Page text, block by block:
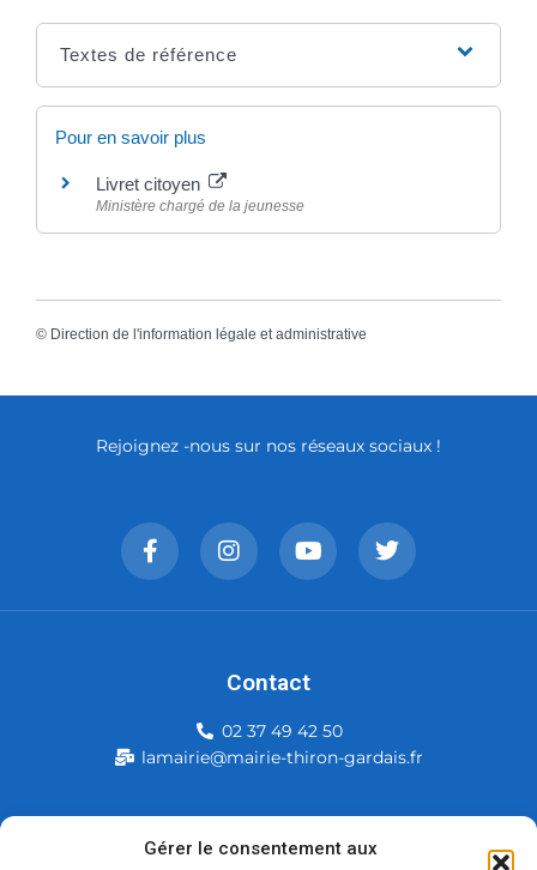
Gérer le consentement aux
Textes de référence
Pour en savoir plus
Livret citoyen
Ministère chargé de la jeunesse
© Direction de l'information légale et administrative
Mairie de Thiron-Gardais
Rejoignez -nous sur nos réseaux sociaux !
Contact
02 37 49 42 50
lamairie@mairie-thiron-gardais.fr